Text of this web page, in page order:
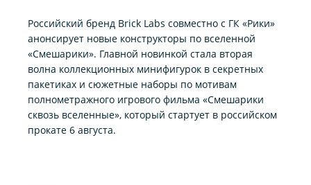
Российский бренд Brick Labs совместно с ГК «Рики»
анонсирует новые конструкторы по вселенной
«Смешарики». Главной новинкой стала вторая
волна коллекционных минифигурок в секретных
пакетиках и сюжетные наборы по мотивам
полнометражного игрового фильма «Смешарики
сквозь вселенные», который стартует в российском
прокате 6 августа.